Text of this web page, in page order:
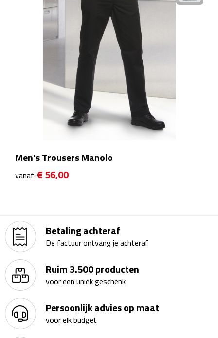
Wijnglazen
Koffieglazen
Kopjes & Mokken
Thermossets
Agenda's & Kalenders
Agenda's
Kalenders
Beurs & Evenementen
Banners
Men's Trousers Manolo
vanaf € 56,00
Betaling achteraf
De factuur ontvang je achteraf
Ruim 3.500 producten
voor een uniek geschenk
Persoonlijk advies op maat
voor elk budget